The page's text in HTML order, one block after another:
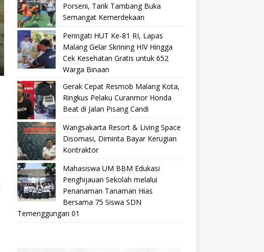
Porseni, Tarik Tambang Buka
Semangat Kemerdekaan
Peringati HUT Ke-81 RI, Lapas
Malang Gelar Skrining HIV Hingga
Cek Kesehatan Gratis untuk 652
Warga Binaan
Gerak Cepat Resmob Malang Kota,
Ringkus Pelaku Curanmor Honda
Beat di Jalan Pisang Candi
Wangsakarta Resort & Living Space
Disomasi, Diminta Bayar Kerugian
Kontraktor
Mahasiswa UM BBM Edukasi
Penghijauan Sekolah melalui
Penanaman Tanaman Hias
Bersama 75 Siswa SDN
Temenggungan 01